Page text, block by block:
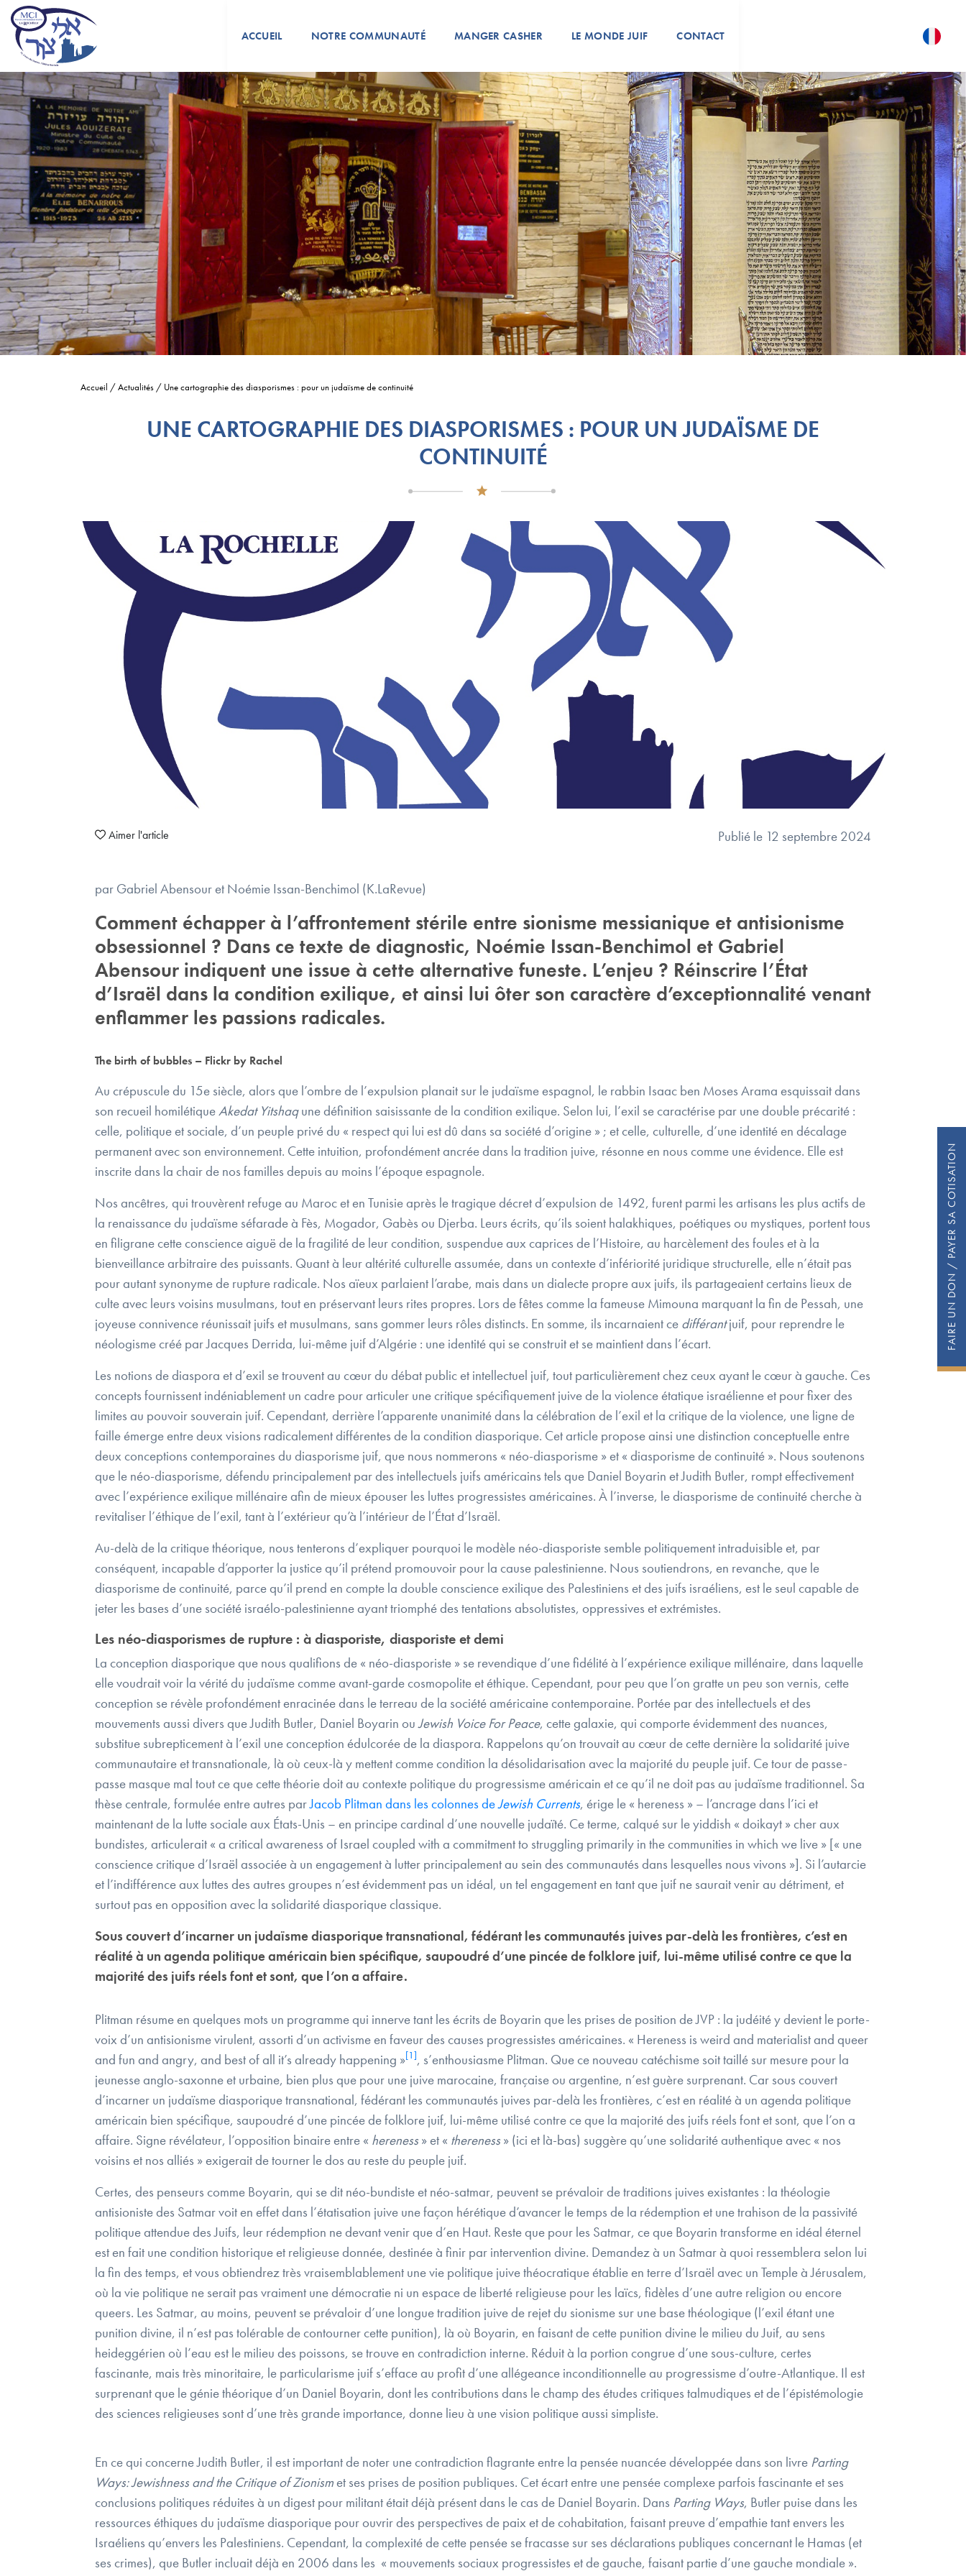
ACCUEIL NOTRE COMMUNAUTÉ MANGER CASHER LE MONDE JUIF CONTACT
FAIRE UN DON / PAYER SA COTISATION
Accueil /Actualités / Une cartographie des diasporismes : pour un judaïsme de continuité
UNE CARTOGRAPHIE DES DIASPORISMES : POUR UN JUDAÏSME DE
CONTINUITÉ
Aimer l'article Publié le 12 septembre 2024
par Gabriel Abensour et Noémie Issan-Benchimol (K.LaRevue)
Comment échapper à l’affrontement stérile entre sionisme messianique et antisionisme
obsessionnel ? Dans ce texte de diagnostic, Noémie Issan-Benchimol et Gabriel
Abensour indiquent une issue à cette alternative funeste. L’enjeu ? Réinscrire l’État
d’Israël dans la condition exilique, et ainsi lui ôter son caractère d’exceptionnalité venant
enflammer les passions radicales.
The birth of bubbles – Flickr by Rachel
Au crépuscule du 15e siècle, alors que l’ombre de l’expulsion planait sur le judaïsme espagnol, le rabbin Isaac ben Moses Arama esquissait dans
son recueil homilétiqueAkedat Yitshaqune définition saisissante de la condition exilique. Selon lui, l’exil se caractérise par une double précarité :
celle, politique et sociale, d’un peuple privé du « respect qui lui est dû dans sa société d’origine » ; et celle, culturelle, d’une identité en décalage
permanent avec son environnement. Cette intuition, profondément ancrée dans la tradition juive, résonne en nous comme une évidence. Elle est
inscrite dans la chair de nos familles depuis au moins l’époque espagnole.
Nos ancêtres, qui trouvèrent refuge au Maroc et en Tunisie après le tragique décret d’expulsion de 1492, furent parmi les artisans les plus actifs de
la renaissance du judaïsme séfarade à Fès, Mogador, Gabès ou Djerba. Leurs écrits, qu’ils soient halakhiques, poétiques ou mystiques, portent tous
en filigrane cette conscience aiguë de la fragilité de leur condition, suspendue aux caprices de l’Histoire, au harcèlement des foules et à la
bienveillance arbitraire des puissants. Quant à leur altérité culturelle assumée, dans un contexte d’infériorité juridique structurelle, elle n’était pas
pour autant synonyme de rupture radicale. Nos aïeux parlaient l’arabe, mais dans un dialecte propre aux juifs, ils partageaient certains lieux de
culte avec leurs voisins musulmans, tout en préservant leurs rites propres. Lors de fêtes comme la fameuse Mimouna marquant la fin de Pessah, une
joyeuse connivence réunissait juifs et musulmans, sans gommer leurs rôles distincts. En somme, ils incarnaient ce différantjuif, pour reprendre le
néologisme créé par Jacques Derrida, lui-même juif d’Algérie : une identité qui se construit et se maintient dans l’écart.
Les notions de diaspora et d’exil se trouvent au cœur du débat public et intellectuel juif, tout particulièrement chez ceux ayant le cœur à gauche. Ces
concepts fournissent indéniablement un cadre pour articuler une critique spécifiquement juive de la violence étatique israélienne et pour fixer des
limites au pouvoir souverain juif. Cependant, derrière l’apparente unanimité dans la célébration de l’exil et la critique de la violence, une ligne de
faille émerge entre deux visions radicalement différentes de la condition diasporique. Cet article propose ainsi une distinction conceptuelle entre
deux conceptions contemporaines du diasporisme juif, que nous nommerons « néo-diasporisme » et « diasporisme de continuité ». Nous soutenons
que le néo-diasporisme, défendu principalement par des intellectuels juifs américains tels que Daniel Boyarin et Judith Butler, rompt effectivement
avec l’expérience exilique millénaire afin de mieux épouser les luttes progressistes américaines. À l’inverse, le diasporisme de continuité cherche à
revitaliser l’éthique de l’exil, tant à l’extérieur qu’à l’intérieur de l’État d’Israël.
Au-delà de la critique théorique, nous tenterons d’expliquer pourquoi le modèle néo-diasporiste semble politiquement intraduisible et, par
conséquent, incapable d’apporter la justice qu’il prétend promouvoir pour la cause palestinienne. Nous soutiendrons, en revanche, que le
diasporisme de continuité, parce qu’il prend en compte la double conscience exilique des Palestiniens et des juifs israéliens, est le seul capable de
jeter les bases d’une société israélo-palestinienne ayant triomphé des tentations absolutistes, oppressives et extrémistes.
Les néo-diasporismes de rupture : à diasporiste, diasporiste et demi
La conception diasporique que nous qualifions de « néo-diasporiste » se revendique d’une fidélité à l’expérience exilique millénaire, dans laquelle
elle voudrait voir la vérité du judaïsme comme avant-garde cosmopolite et éthique. Cependant, pour peu que l’on gratte un peu son vernis, cette
conception se révèle profondément enracinée dans le terreau de la société américaine contemporaine. Portée par des intellectuels et des
mouvements aussi divers que Judith Butler, Daniel Boyarin ouJewish Voice For Peace, cette galaxie, qui comporte évidemment des nuances,
substitue subrepticement à l’exil une conception édulcorée de la diaspora. Rappelons qu’on trouvait au cœur de cette dernière la solidarité juive
communautaire et transnationale, là où ceux-là y mettent comme condition la désolidarisation avec la majorité du peuple juif. Ce tour de passe-
passe masque mal tout ce que cette théorie doit au contexte politique du progressisme américain et ce qu’il ne doit pas au judaïsme traditionnel. Sa
thèse centrale, formulée entre autres parJacob Plitman dans les colonnes deJewish Currents, érige le « hereness » – l’ancrage dans l’ici et
maintenant de la lutte sociale aux États-Unis – en principe cardinal d’une nouvelle judaïté. Ce terme, calqué sur le yiddish « doikayt » cher aux
bundistes, articulerait « a critical awareness of Israel coupled with a commitment to struggling primarily in the communities in which we live » [« une
conscience critique d’Israël associée à un engagement à lutter principalement au sein des communautés dans lesquelles nous vivons »]. Si l’autarcie
et l’indifférence aux luttes des autres groupes n’est évidemment pas un idéal, un tel engagement en tant que juif ne saurait venir au détriment, et
surtout pas en opposition avec la solidarité diasporique classique.
Sous couvert d’incarner un judaïsme diasporique transnational, fédérant les communautés juives par-delà les frontières, c’est en
réalité à un agenda politique américain bien spécifique, saupoudré d’une pincée de folklore juif, lui-même utilisé contre ce que la
majorité des juifs réels font et sont, que l’on a affaire.
Plitman résume en quelques mots un programme qui innerve tant les écrits de Boyarin que les prises de position de JVP : la judéité y devient le porte-
voix d’un antisionisme virulent, assorti d’un activisme en faveur des causes progressistes américaines. « Hereness is weird and materialist and queer
and fun and angry, and best of all it’s already happening »[1], s’enthousiasme Plitman. Que ce nouveau catéchisme soit taillé sur mesure pour la
jeunesse anglo-saxonne et urbaine, bien plus que pour une juive marocaine, française ou argentine, n’est guère surprenant. Car sous couvert
d’incarner un judaïsme diasporique transnational, fédérant les communautés juives par-delà les frontières, c’est en réalité à un agenda politique
américain bien spécifique, saupoudré d’une pincée de folklore juif, lui-même utilisé contre ce que la majorité des juifs réels font et sont, que l’on a
affaire. Signe révélateur, l’opposition binaire entre « hereness » et « thereness » (ici et là-bas) suggère qu’une solidarité authentique avec « nos
voisins et nos alliés » exigerait de tourner le dos au reste du peuple juif.
Certes, des penseurs comme Boyarin, qui se dit néo-bundiste et néo-satmar, peuvent se prévaloir de traditions juives existantes : la théologie
antisioniste des Satmar voit en effet dans l’étatisation juive une façon hérétique d’avancer le temps de la rédemption et une trahison de la passivité
politique attendue des Juifs, leur rédemption ne devant venir que d’en Haut. Reste que pour les Satmar, ce que Boyarin transforme en idéal éternel
est en fait une condition historique et religieuse donnée, destinée à finir par intervention divine. Demandez à un Satmar à quoi ressemblera selon lui
la fin des temps, et vous obtiendrez très vraisemblablement une vie politique juive théocratique établie en terre d’Israël avec un Temple à Jérusalem,
où la vie politique ne serait pas vraiment une démocratie ni un espace de liberté religieuse pour les laïcs, fidèles d’une autre religion ou encore
queers. Les Satmar, au moins, peuvent se prévaloir d’une longue tradition juive de rejet du sionisme sur une base théologique (l’exil étant une
punition divine, il n’est pas tolérable de contourner cette punition), là où Boyarin, en faisant de cette punition divine le milieu du Juif, au sens
heideggérien où l’eau est le milieu des poissons, se trouve en contradiction interne. Réduit à la portion congrue d’une sous-culture, certes
fascinante, mais très minoritaire, le particularisme juif s’efface au profit d’une allégeance inconditionnelle au progressisme d’outre-Atlantique. Il est
surprenant que le génie théorique d’un Daniel Boyarin, dont les contributions dans le champ des études critiques talmudiques et de l’épistémologie
des sciences religieuses sont d’une très grande importance, donne lieu à une vision politique aussi simpliste.
En ce qui concerne Judith Butler, il est important de noter une contradiction flagrante entre la pensée nuancée développée dans son livre Parting
Ways: Jewishness and the Critique of Zionismet ses prises de position publiques. Cet écart entre une pensée complexe parfois fascinante et ses
conclusions politiques réduites à un digest pour militant était déjà présent dans le cas de Daniel Boyarin. Dans Parting Ways, Butler puise dans les
ressources éthiques du judaïsme diasporique pour ouvrir des perspectives de paix et de cohabitation, faisant preuve d’empathie tant envers les
Israéliens qu’envers les Palestiniens. Cependant, la complexité de cette pensée se fracasse sur ses déclarations publiques concernant le Hamas (et
ses crimes), que Butler incluait déjà en 2006 dans les « mouvements sociaux progressistes et de gauche, faisant partie d’une gauche mondiale ».